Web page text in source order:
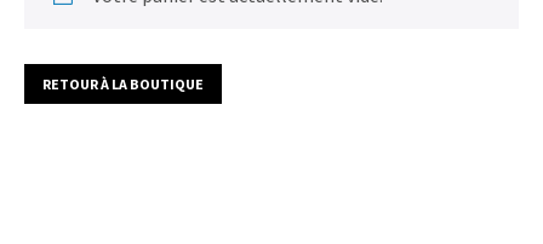
RETOUR À LA BOUTIQUE